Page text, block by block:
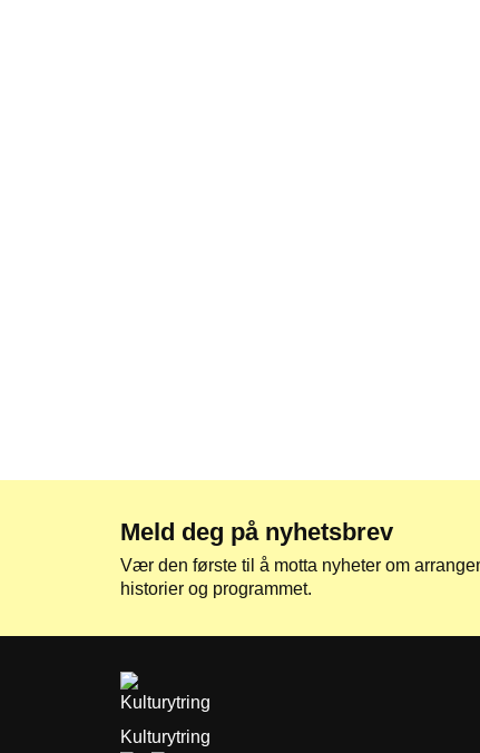
Meld deg på nyhetsbrev
Vær den første til å motta nyheter om
historier og programmet.
Kulturytring